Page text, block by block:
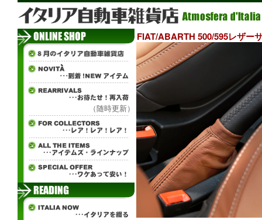
（随時更新）
FIAT/ABARTH 500/595レザー